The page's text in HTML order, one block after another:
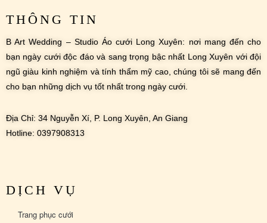
THÔNG TIN
B Art Wedding – Studio Áo cưới Long Xuyên: nơi mang đến cho
bạn ngày cưới độc đáo và sang trọng bậc nhất Long Xuyên với đội
ngũ giàu kinh nghiệm và tính thẩm mỹ cao, chúng tôi sẽ mang đến
cho bạn những dịch vụ tốt nhất trong ngày cưới.
Địa Chỉ: 34 Nguyễn Xí, P. Long Xuyên, An Giang
Hotline: 0397908313
DỊCH VỤ
Trang phục cưới